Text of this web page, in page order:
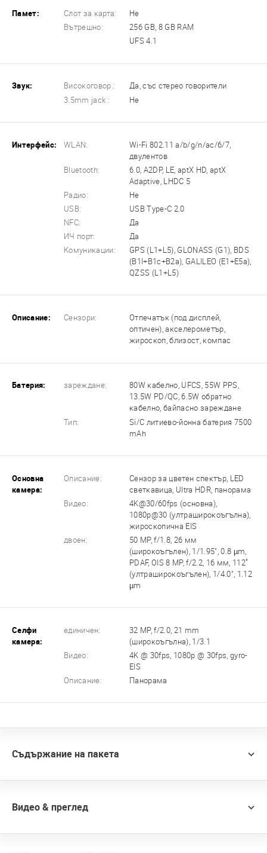
Памет: Слот за карта:
Не
Вътрешно:
256 GB, 8 GB RAM
UFS 4.1
Звук: Високоговор.:
Да, със стерео говорители
3.5mm jack :
Не
Интерфейс: WLAN:
Wi-Fi 802.11 a/b/g/n/ac/6/7,
двулентов
Bluetooth:
6.0, A2DP, LE, aptX HD, aptX
Adaptive, LHDC 5
Радио:
Не
USB:
USB Type-C 2.0
NFC:
Да
ИЧ порт:
Да
Комуникации:
GPS (L1+L5), GLONASS (G1), BDS
(B1I+B1c+B2a), GALILEO (E1+E5a),
QZSS (L1+L5)
Описание: Сензори:
Отпечатък (под дисплей,
оптичен), акселерометър,
жироскоп, близост, компас
Батерия: зареждане:
80W кабелно, UFCS, 55W PPS,
13.5W PD/QC, 6.5W обратно
кабелно, байпасно зареждане
Тип:
Si/C литиево-йонна батерия 7500
mAh
Основна
камера:
Описание:
Сензор за цветен спектър, LED
светкавица, Ultra HDR, панорама
Видео:
4K@30/60fps (основна),
1080p@30 (ултраширокоъгълна),
жироскопична EIS
двоен:
50 MP, f/1.8, 26 мм
(широкоъгълен), 1/1.95", 0.8 µm,
PDAF, OIS 8 MP, f/2.2, 16 мм, 112˚
(ултраширокоъгълен), 1/4.0", 1.12
µm
Селфи
камера:
единичен:
32 MP, f/2.0, 21 mm
(широкоъгълна), 1/3.1
Видео:
4K @ 30fps, 1080p @ 30fps, gyro-
EIS
Описание:
Панорама
Съдържание на пакета
Видео & преглед